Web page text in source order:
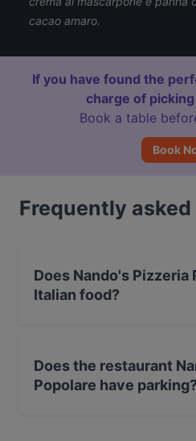
cacao amaro.
If you have found the
charge of
Book a table
Book
Frequently
Does Nando's Pizzeria
Italian food?
Does the restaurant
Popolare have